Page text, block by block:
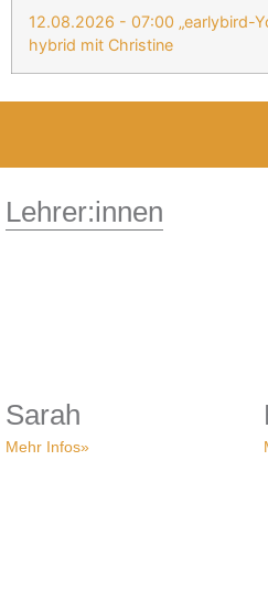
12.08.2026 - 07:00 „earlybird-
hybrid mit Christine
Lehrer:innen
Sarah
Mehr Infos»